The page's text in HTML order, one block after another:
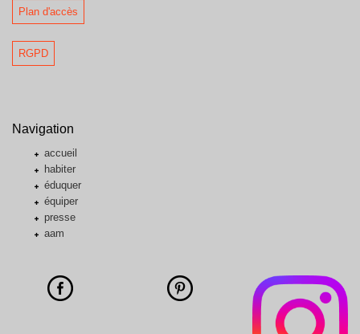
Plan d'accès
RGPD
Navigation
accueil
habiter
éduquer
équiper
presse
aam